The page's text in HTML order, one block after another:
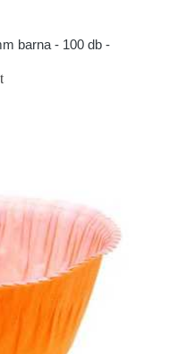
barna - 100 db -